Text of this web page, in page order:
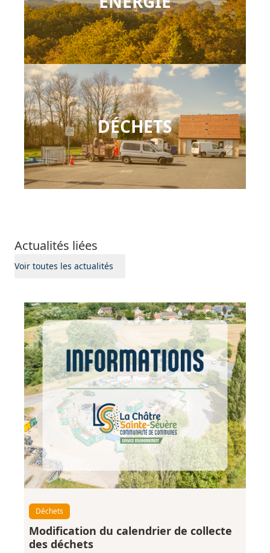
DÉCHETS
Actualités liées
Voir toutes les actualités
Déchets
Modification du calendrier de collecte
des déchets